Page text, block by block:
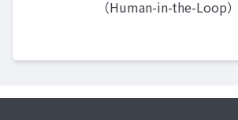
（Human-in-the-Loop）